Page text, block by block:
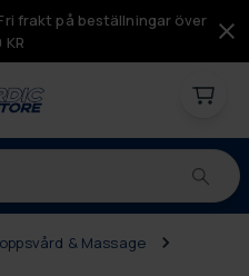
frakt på beställningar över
KR
& Massage